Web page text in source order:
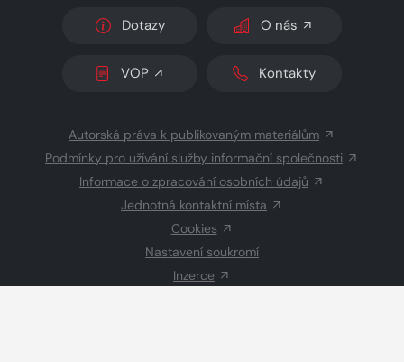
Dotazy O nás
VOP Kontakty
Autorská práva k publikovaným materiálům
Podmínky pro užívání služby informační společnosti
Informace o zpracování osobních údajů
Jednotná kontaktní místa
Cookies
Nastavení soukromí
Inzerce